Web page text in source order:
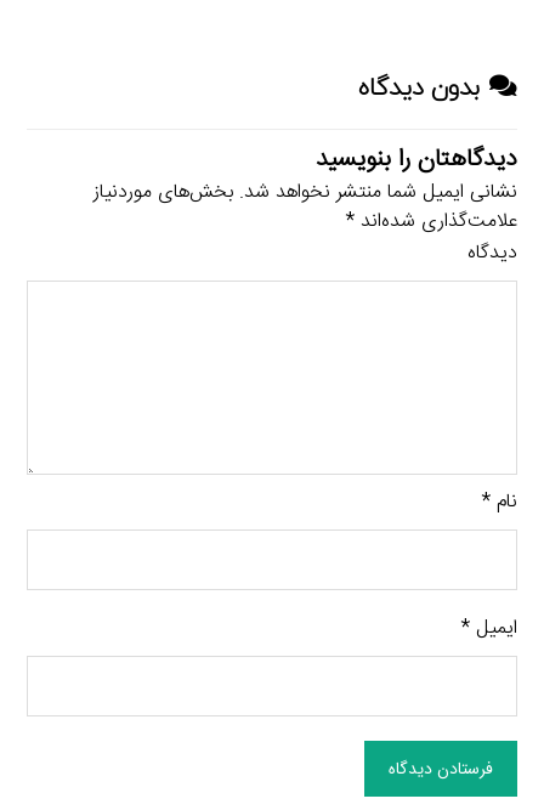
بدون دیدگاه
دیدگاهتان را بنویسید
نشانی ایمیل شما منتشر نخواهد شد. بخش‌های موردنیاز
علامت‌گذاری شده‌اند*
دیدگاه
نام*
ایمیل*
فرستادن دیدگاه